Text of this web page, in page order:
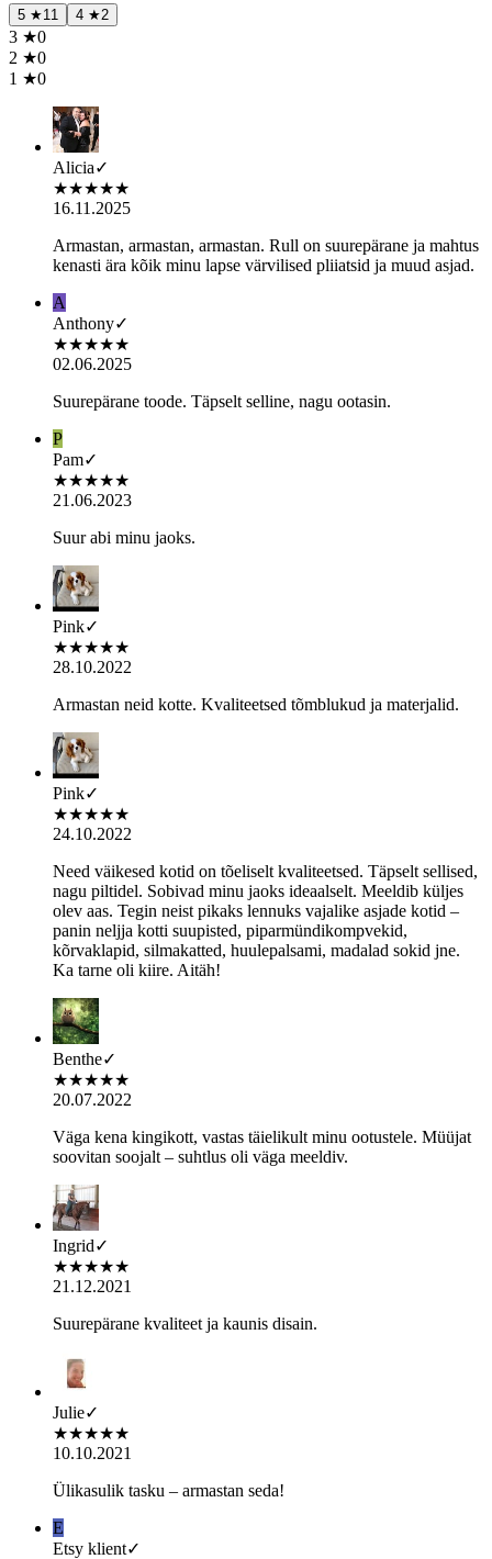
5 ★11 4 ★2
3 ★0
2 ★0
1 ★0
Alicia✓
★★★★★
16.11.2025
Armastan, armastan, armastan. Rull on suurepärane ja mahtus
kenasti ära kõik minu lapse värvilised pliiatsid ja muud asjad.
A
Anthony✓
★★★★★
02.06.2025
Suurepärane toode. Täpselt selline, nagu ootasin.
P
Pam✓
★★★★★
21.06.2023
Suur abi minu jaoks.
Pink✓
★★★★★
28.10.2022
Armastan neid kotte. Kvaliteetsed tõmblukud ja materjalid.
Pink✓
★★★★★
24.10.2022
Need väikesed kotid on tõeliselt kvaliteetsed. Täpselt sellised,
nagu piltidel. Sobivad minu jaoks ideaalselt. Meeldib küljes
olev aas. Tegin neist pikaks lennuks vajalike asjade kotid –
panin neljja kotti suupisted, piparmündikompvekid,
kõrvaklapid, silmakatted, huulepalsami, madalad sokid jne.
Ka tarne oli kiire. Aitäh!
Benthe✓
★★★★★
20.07.2022
Väga kena kingikott, vastas täielikult minu ootustele. Müüjat
soovitan soojalt – suhtlus oli väga meeldiv.
Ingrid✓
★★★★★
21.12.2021
Suurepärane kvaliteet ja kaunis disain.
Julie✓
★★★★★
10.10.2021
Ülikasulik tasku – armastan seda!
E
Etsy klient✓